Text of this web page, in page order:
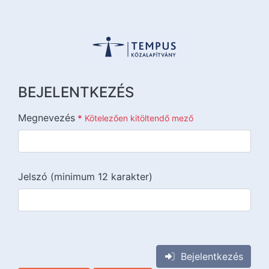
BEJELENTKEZÉS
Megnevezés * Kötelezően kitöltendő mező
Jelszó (minimum 12 karakter)
Bejelentkezés